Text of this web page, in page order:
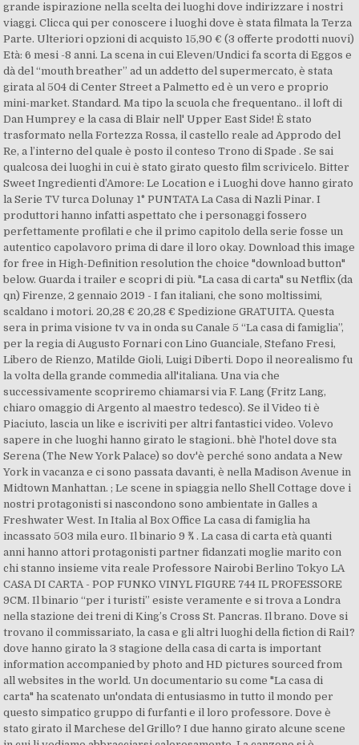
grande ispirazione nella scelta dei luoghi dove indirizzare i nostri
viaggi. Clicca qui per conoscere i luoghi dove è stata filmata la Terza
Parte. Ulteriori opzioni di acquisto 15,90 € (3 offerte prodotti nuovi)
Età: 6 mesi -8 anni. La scena in cui Eleven/Undici fa scorta di Eggos e
dà del “mouth breather” ad un addetto del supermercato, è stata
girata al 504 di Center Street a Palmetto ed è un vero e proprio
mini-market. Standard. Ma tipo la scuola che frequentano.. il loft di
Dan Humprey e la casa di Blair nell' Upper East Side! È stato
trasformato nella Fortezza Rossa, il castello reale ad Approdo del
Re, a l’interno del quale è posto il conteso Trono di Spade . Se sai
qualcosa dei luoghi in cui è stato girato questo film scrivicelo. Bitter
Sweet Ingredienti d’Amore: Le Location e i Luoghi dove hanno girato
la Serie TV turca Dolunay 1° PUNTATA La Casa di Nazli Pinar. I
produttori hanno infatti aspettato che i personaggi fossero
perfettamente profilati e che il primo capitolo della serie fosse un
autentico capolavoro prima di dare il loro okay. Download this image
for free in High-Definition resolution the choice "download button"
below. Guarda i trailer e scopri di più. "La casa di carta" su Netflix (da
qn) Firenze, 2 gennaio 2019 - I fan italiani, che sono moltissimi,
scaldano i motori. 20,28 € 20,28 € Spedizione GRATUITA. Questa
sera in prima visione tv va in onda su Canale 5 “La casa di famiglia”,
per la regia di Augusto Fornari con Lino Guanciale, Stefano Fresi,
Libero de Rienzo, Matilde Gioli, Luigi Diberti. Dopo il neorealismo fu
la volta della grande commedia all'italiana. Una via che
successivamente scopriremo chiamarsi via F. Lang (Fritz Lang,
chiaro omaggio di Argento al maestro tedesco). Se il Video ti è
Piaciuto, lascia un like e iscriviti per altri fantastici video. Volevo
sapere in che luoghi hanno girato le stagioni.. bhè l'hotel dove sta
Serena (The New York Palace) so dov'è perché sono andata a New
York in vacanza e ci sono passata davanti, è nella Madison Avenue in
Midtown Manhattan. ; Le scene in spiaggia nello Shell Cottage dove i
nostri protagonisti si nascondono sono ambientate in Galles a
Freshwater West. In Italia al Box Office La casa di famiglia ha
incassato 503 mila euro. Il binario 9 ¾ . La casa di carta età quanti
anni hanno attori protagonisti partner fidanzati moglie marito con
chi stanno insieme vita reale Professore Nairobi Berlino Tokyo LA
CASA DI CARTA - POP FUNKO VINYL FIGURE 744 IL PROFESSORE
9CM. Il binario “per i turisti” esiste veramente e si trova a Londra
nella stazione dei treni di King’s Cross St. Pancras. Il brano. Dove si
trovano il commissariato, la casa e gli altri luoghi della fiction di Rai1?
dove hanno girato la 3 stagione della casa di carta is important
information accompanied by photo and HD pictures sourced from
all websites in the world. Un documentario su come "La casa di
carta" ha scatenato un'ondata di entusiasmo in tutto il mondo per
questo simpatico gruppo di furfanti e il loro professore. Dove è
stato girato il Marchese del Grillo? I due hanno girato alcune scene